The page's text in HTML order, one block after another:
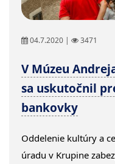
04.7.2020 | 3471
V Múzeu
sa uskutočnil
bankovky
Oddelenie kultúry a
úradu v Krupine